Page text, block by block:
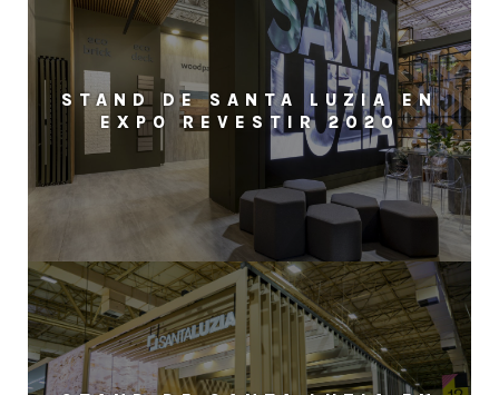
STAND DE SANTA LUZIA EN
EXPO REVESTIR 2020